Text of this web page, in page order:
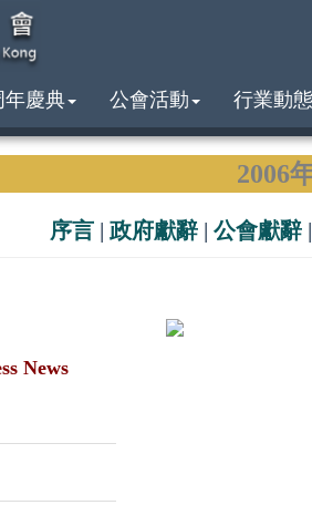
年慶典 公會活動 行業動態
2006
序言 | 政府獻辭 | 公會獻辭 |
News